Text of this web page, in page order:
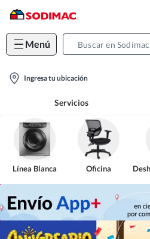
Menú
location-
Ingresa tu ubicación
Servicios
Línea Blanca Oficina